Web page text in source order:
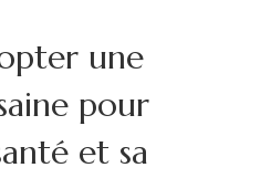
une
pour
et sa